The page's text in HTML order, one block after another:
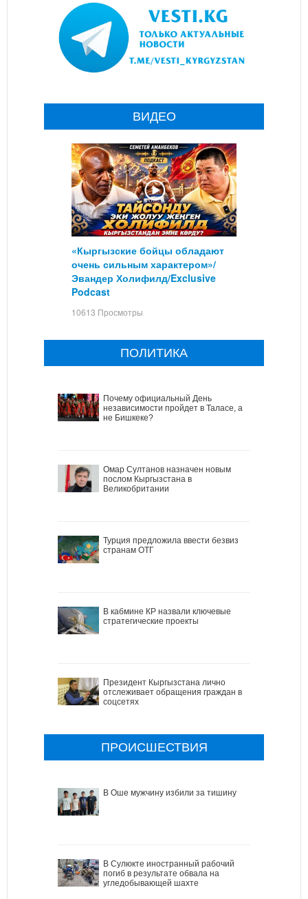
ВИДЕО
«Кыргызские бойцы обладают
очень сильным характером»/
Эвандер Холифилд/Exclusive
Podcast
10613 Просмотры
ПОЛИТИКА
Почему официальный День
независимости пройдет в Таласе, а
не Бишкеке?
Омар Султанов назначен новым
послом Кыргызстана в
Великобритании
Турция предложила ввести безвиз
странам ОТГ
В кабмине КР назвали ключевые
стратегические проекты
Президент Кыргызстана лично
отслеживает обращения граждан в
соцсетях
ПРОИСШЕСТВИЯ
В Оше мужчину избили за тишину
В Сулюкте иностранный рабочий
погиб в результате обвала на
угледобывающей шахте